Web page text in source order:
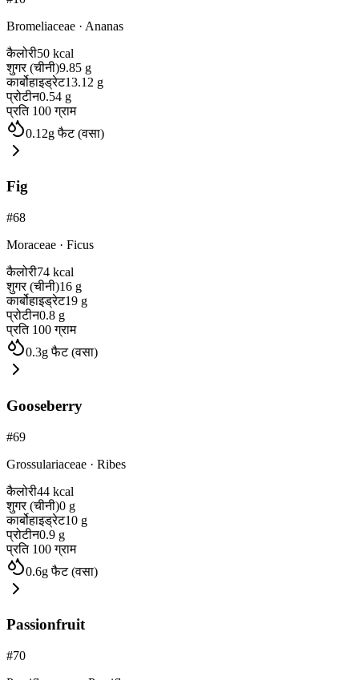
Bromeliaceae · Ananas
कैलोरी50 kcal
शुगर (चीनी)9.85 g
कार्बोहाइड्रेट13.12 g
प्रोटीन0.54 g
प्रति 100 ग्राम
0.12gफैट (वसा)
Fig
#68
Moraceae · Ficus
कैलोरी74 kcal
शुगर (चीनी)16 g
कार्बोहाइड्रेट19 g
प्रोटीन0.8 g
प्रति 100 ग्राम
0.3gफैट (वसा)
Gooseberry
#69
Grossulariaceae · Ribes
कैलोरी44 kcal
शुगर (चीनी)0 g
कार्बोहाइड्रेट10 g
प्रोटीन0.9 g
प्रति 100 ग्राम
0.6gफैट (वसा)
Passionfruit
#70